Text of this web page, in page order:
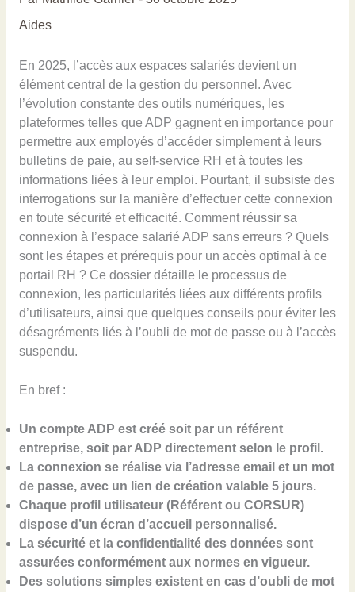
Aides
En 2025, l’accès aux espaces salariés devient un
élément central de la gestion du personnel. Avec
l’évolution constante des outils numériques, les
plateformes telles que ADP gagnent en importance pour
permettre aux employés d’accéder simplement à leurs
bulletins de paie, au self-service RH et à toutes les
informations liées à leur emploi. Pourtant, il subsiste des
interrogations sur la manière d’effectuer cette connexion
en toute sécurité et efficacité. Comment réussir sa
connexion à l’espace salarié ADP sans erreurs ? Quels
sont les étapes et prérequis pour un accès optimal à ce
portail RH ? Ce dossier détaille le processus de
connexion, les particularités liées aux différents profils
d’utilisateurs, ainsi que quelques conseils pour éviter les
désagréments liés à l’oubli de mot de passe ou à l’accès
suspendu.
En bref :
Un compte ADP est créé soit par un référent
entreprise, soit par ADP directement selon le profil.
La connexion se réalise via l’adresse email et un mot
de passe, avec un lien de création valable 5 jours.
Chaque profil utilisateur (Référent ou CORSUR)
dispose d’un écran d’accueil personnalisé.
La sécurité et la confidentialité des données sont
assurées conformément aux normes en vigueur.
Des solutions simples existent en cas d’oubli de mot